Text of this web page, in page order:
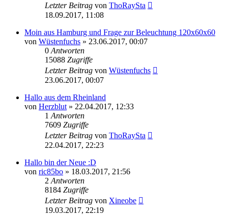
Letzter Beitrag von ThoRaySta
18.09.2017, 11:08
Moin aus Hamburg und Frage zur Beleuchtung 120x60x60
von Wüstenfuchs » 23.06.2017, 00:07
0 Antworten
15088 Zugriffe
Letzter Beitrag von Wüstenfuchs
23.06.2017, 00:07
Hallo aus dem Rheinland
von Herzblut » 22.04.2017, 12:33
1 Antworten
7609 Zugriffe
Letzter Beitrag von ThoRaySta
22.04.2017, 22:23
Hallo bin der Neue :D
von ric85bo » 18.03.2017, 21:56
2 Antworten
8184 Zugriffe
Letzter Beitrag von Xineobe
19.03.2017, 22:19